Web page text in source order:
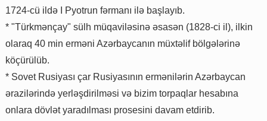
1724-cü ildə I Pyotrun fərmanı ilə başlayıb.
* "Türkmənçay" sülh müqaviləsinə əsasən (1828-ci il), ilkin
olaraq 40 min erməni Azərbaycanın müxtəlif bölgələrinə
köçürülüb.
* Sovet Rusiyası çar Rusiyasının ermənilərin Azərbaycan
ərazilərində yerləşdirilməsi və bizim torpaqlar hesabına
onlara dövlət yaradılması prosesini davam etdirib.